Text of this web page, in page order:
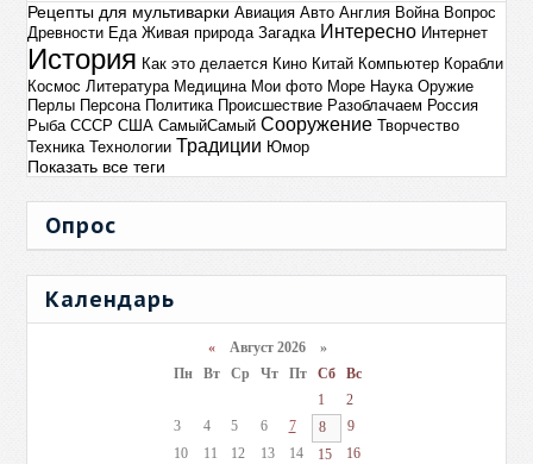
Рецепты для мультиварки Авиация Авто Англия Война Вопрос
Древности Еда Живая природа Загадка Интересно Интернет
История Как это делается Кино Китай Компьютер Корабли
Космос Литература Медицина Мои фото Море Наука Оружие
Перлы Персона Политика Происшествие Разоблачаем Россия
Рыба СССР США СамыйСамый Сооружение Творчество
Техника Технологии Традиции Юмор
Показать все теги
Опрос
Календарь
«Август 2026 »
Пн
Вт Ср Чт Пт Сб
Вс
1
2
3
4 5 6 7 8
9
10
11 12 13 14 15
16